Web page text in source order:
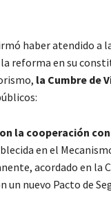
haber atendido a
reforma en su
la Cumbre de
la cooperación
en el
acordado en la
un nuevo Pacto de